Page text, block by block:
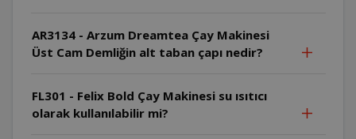
AR3134 - Arzum Dreamtea Çay Makinesi
Üst Cam Demliğin alt taban çapı nedir?
FL301 - Felix Bold Çay Makinesi su ısıtıcı
olarak kullanılabilir mi?